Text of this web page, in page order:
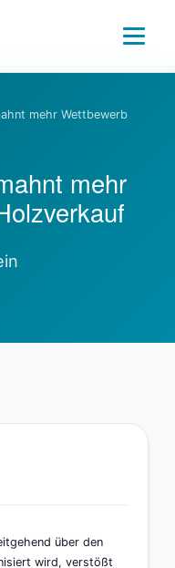
mehr Wettbewerb
mehr
über den
wird, verstößt